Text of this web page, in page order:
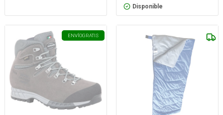
Disponible
ENVÍOGRATIS